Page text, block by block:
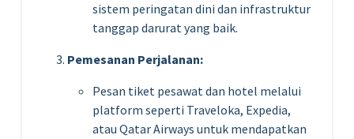
sistem peringatan dini dan infrastruktur
tanggap darurat yang baik.
Pemesanan Perjalanan:
Pesan tiket pesawat dan hotel melalui
platform seperti Traveloka, Expedia,
atau Qatar Airways untuk mendapatkan